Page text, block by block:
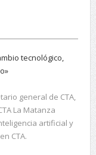
tecnológico,
general de CTA,
La Matanza
artificial y
CTA.